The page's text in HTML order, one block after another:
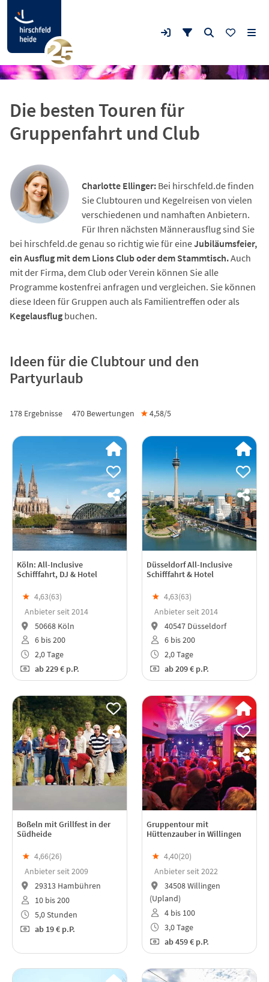
Die besten Touren für
Gruppenfahrt und Club
Charlotte Ellinger: Bei hirschfeld.de finden
Sie Clubtouren und Kegelreisen von vielen
verschiedenen und namhaften Anbietern.
Für Ihren nächsten Männerausflug sind Sie
bei hirschfeld.de genau so richtig wie für eineJubiläumsfeier,
ein Ausflug mit dem Lions Club oder dem Stammtisch.Auch
mit der Firma, dem Club oder Verein können Sie alle
Programme kostenfrei anfragen und vergleichen. Sie können
diese Ideen für Gruppen auch als Familientreffen oder als
Kegelausflug buchen.
Ideen für die Clubtour und den
Partyurlaub
178 Ergebnisse 470 Bewertungen ★4,58/5
Köln: All-Inclusive
Schifffahrt, DJ & Hotel
★ 4,63(63)
Anbieter seit 2014
50668 Köln
6 bis 200
2,0 Tage
ab229 € p.P.
Düsseldorf All-Inclusive
Schifffahrt & Hotel
★ 4,63(63)
Anbieter seit 2014
40547 Düsseldorf
6 bis 200
2,0 Tage
ab209 € p.P.
Boßeln mit Grillfest in der
Südheide
★ 4,66(26)
Anbieter seit 2009
29313 Hambühren
10 bis 200
5,0 Stunden
ab19 € p.P.
Gruppentour mit
Hüttenzauber in Willingen
★ 4,40(20)
Anbieter seit 2022
34508 Willingen
(Upland)
4 bis 100
3,0 Tage
ab459 € p.P.